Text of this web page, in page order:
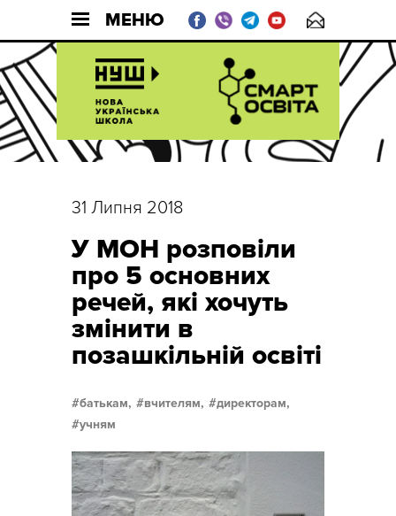
МЕНЮ
31 Липня 2018
У МОН розповіли
про 5 основних
речей, які хочуть
змінити в
позашкільній освіті
батькам, вчителям,
директорам,
учням